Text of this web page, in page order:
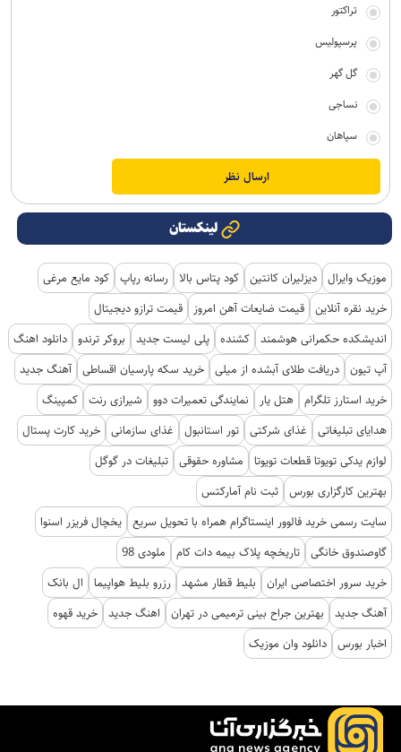
تراکتور
پرسپولیس
گل گهر
نساجی
سپاهان
لینکستان
موزیک وایرال دیزلیران کانتین کود پتاس بالا رسانه رپاپ کود مایع مرغی
خرید نقره آنلاین قیمت ضایعات آهن امروز
قیمت ترازو دیجیتال
اندیشکده حکمرانی هوشمند کشنده پلی لیست جدید بروکر ترندو دانلود اهنگ
آپ تیون دریافت طلای آبشده از میلی خرید سکه پارسیان اقساطی آهنگ جدید
خرید استارز تلگرام هتل یار نمایندگی تعمیرات دوو شیرازی رنت کمپینگ
هدایای تبلیغاتی
غذای شرکتی تور استانبول غذای سازمانی خرید کارت پستال
لوازم یدکی تویوتا قطعات تویوتا
مشاوره حقوقی تبلیغات در گوگل
بهترین کارگزاری بورس ثبت نام آمارکتس
سایت رسمی خرید فالوور اینستاگرام همراه با تحویل سریع یخچال فریزر اسنوا
گاوصندوق خانگی تاریخچه پلاک بیمه دات کام
ملودی 98
خرید سرور اختصاصی ایران
بلیط قطار مشهد رزرو بلیط هواپیما
ال بانک
آهنگ جدید
بهترین جراح بینی ترمیمی در تهران اهنگ جدید خرید قهوه
اخبار بورس دانلود وان موزیک